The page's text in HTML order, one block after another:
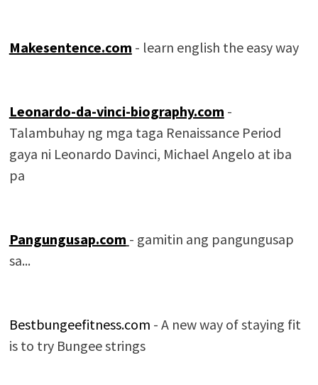
Makesentence.com - learn english the easy way
Leonardo-da-vinci-biography.com -
Talambuhay ng mga taga Renaissance Period
gaya ni Leonardo Davinci, Michael Angelo at iba
pa
Pangungusap.com - gamitin ang pangungusap
sa...
Bestbungeefitness.com - A new way of staying fit
is to try Bungee strings